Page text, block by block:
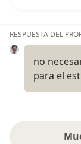
RESPUESTA DEL
no
para el